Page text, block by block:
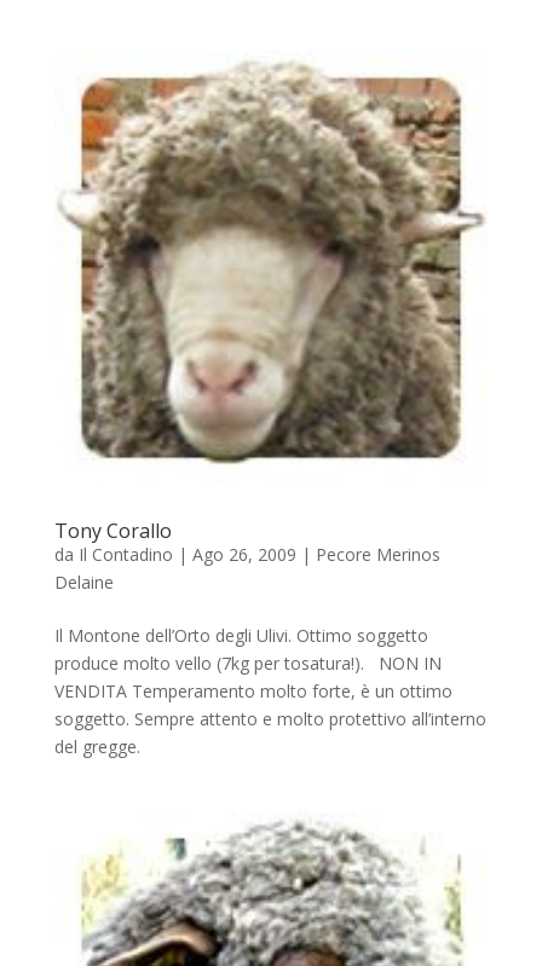
Tony Corallo
da Il Contadino | Ago 26, 2009 | Pecore Merinos
Delaine
Il Montone dell’Orto degli Ulivi. Ottimo soggetto
produce molto vello (7kg per tosatura!). NON IN
VENDITA Temperamento molto forte, è un ottimo
soggetto. Sempre attento e molto protettivo all’interno
del gregge.